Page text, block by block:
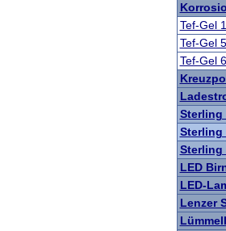
Tef-Gel
Tef-Gel
Tef-Gel
Sterling
Sterling
Sterling
LED
LED-
Lenzer